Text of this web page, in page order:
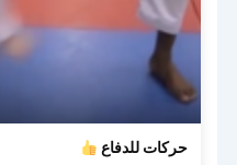
حركات للدفاع